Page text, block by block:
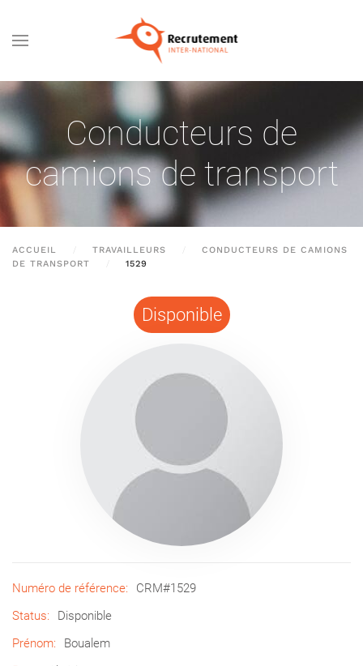
Passer au contenu principal
Conducteurs de
camions de transport
ACCUEIL TRAVAILLEURS
CONDUCTEURS DE CAMIONS
DE TRANSPORT
1529
Disponible
Numéro de référence:
CRM#1529
Status:
Disponible
Prénom:
Boualem